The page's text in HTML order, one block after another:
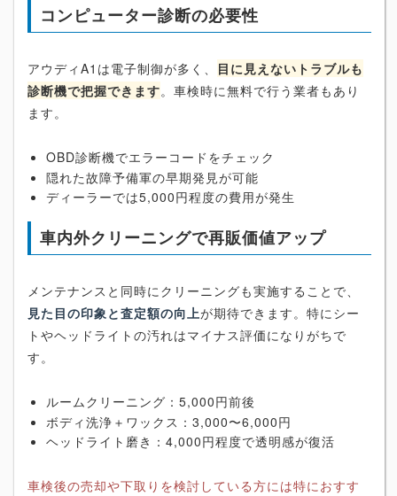
コンピューター診断の必要性
アウディA1は電子制御が多く、 目に見えないトラブルも
診断機で把握できます。車検時に無料で行う業者もあり
ます。
OBD診断機でエラーコードをチェック
隠れた故障予備軍の早期発見が可能
ディーラーでは5,000円程度の費用が発生
車内外クリーニングで再販価値アップ
メンテナンスと同時にクリーニングも実施することで、
見た目の印象と査定額の向上が期待できます。特にシー
トやヘッドライトの汚れはマイナス評価になりがちで
す。
ルームクリーニング：5,000円前後
ボディ洗浄＋ワックス：3,000〜6,000円
ヘッドライト磨き：4,000円程度で透明感が復活
車検後の売却や下取りを検討している方には特におすす